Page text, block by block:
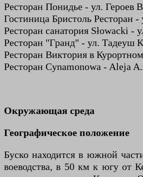
Ресторан Понидье - ул. Героев
Гостиница Бристоль Ресторан -
Ресторан санатория Słowacki -
Ресторан "Гранд" - ул. Тадеуш
Ресторан Виктория в
Ресторан Cynamonowa - Aleja
Окружающая среда
Географическое положение
Буско находится в южной
воеводства, в 50 км к югу от